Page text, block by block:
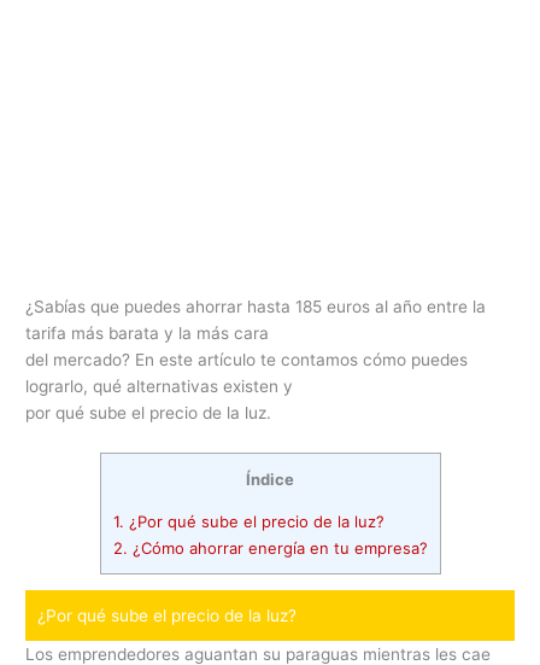
¿Sabías que puedes ahorrar hasta 185 euros al año entre la
tarifa más barata y la más cara
del mercado? En este artículo te contamos cómo puedes
lograrlo, qué alternativas existen y
por qué sube el precio de la luz.
Índice
1. ¿Por qué sube el precio de la luz?
2. ¿Cómo ahorrar energía en tu empresa?
¿Por qué sube el precio de la luz?
Los emprendedores aguantan su paraguas mientras les cae